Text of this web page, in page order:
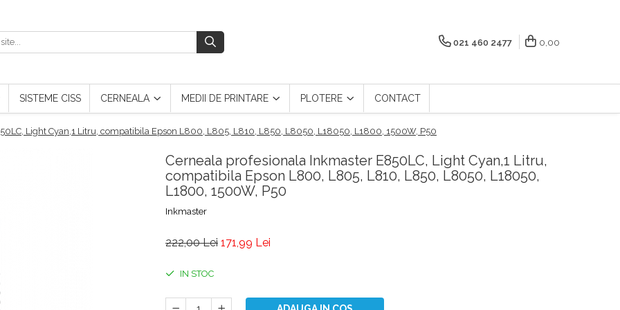
021 460 2477 0,00
SISTEME CISS CERNEALA MEDII DE PRINTARE PLOTERE CONTACT
Light Cyan,1 Litru, compatibila Epson L800, L805, L810, L850, L8050, L18050, L1800, 1500W, P50
Cerneala profesionala Inkmaster E850LC, Light Cyan,1 Litru,
compatibila Epson L800, L805, L810, L850, L8050, L18050,
L1800, 1500W, P50
Inkmaster
222,00 Lei 171,99 Lei
IN STOC